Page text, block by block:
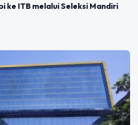
ke ITB melalui Seleksi Mandiri